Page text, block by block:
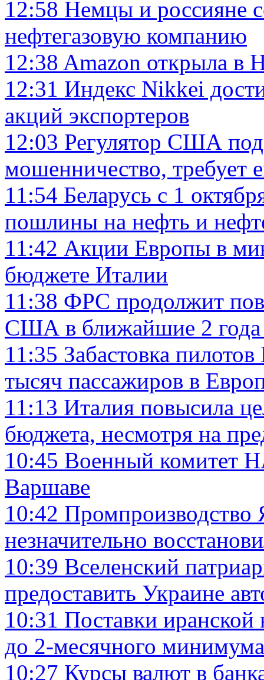
12:58 Немцы и россияне
нефтегазовую компанию
12:38 Amazon открыла в
12:31 Индекс Nikkei
акций экспортеров
12:03 Регулятор США
мошенничество, требует
11:54 Беларусь с 1
пошлины на нефть и
11:42 Акции Европы в
бюджете Италии
11:38 ФРС продолжит
США в ближайшие 2 года
11:35 Забастовка
тысяч пассажиров в
11:13 Италия повысила
бюджета, несмотря на
10:45 Военный комитет
Варшаве
10:42 Промпроизводство
незначительно
10:39 Вселенский
предоставить Украине
10:31 Поставки
до 2-месячного минимума
10:27 Курсы валют в